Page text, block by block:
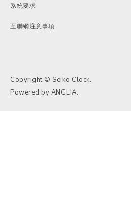
系統要求
互聯網注意事項
Copyright © Seiko Clock.
Powered by ANGLIA.